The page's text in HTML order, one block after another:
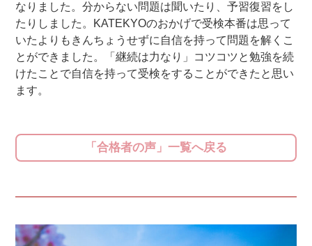
なりました。分からない問題は聞いたり、予習復習をし
たりしました。KATEKYOのおかげで受検本番は思って
いたよりもきんちょうせずに自信を持って問題を解くこ
とができました。「継続は力なり」コツコツと勉強を続
けたことで自信を持って受検をすることができたと思い
ます。
「合格者の声」一覧へ戻る